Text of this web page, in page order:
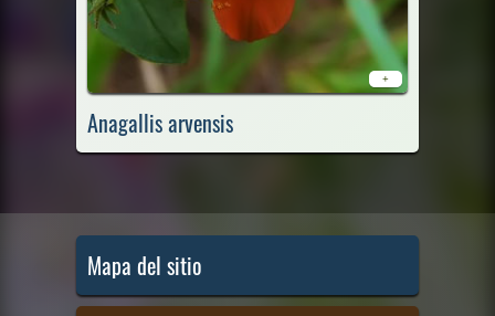
+
Anagallis arvensis
Mapa del sitio